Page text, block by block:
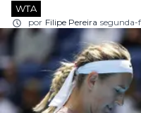
WTA
por Filipe Pereira segunda-